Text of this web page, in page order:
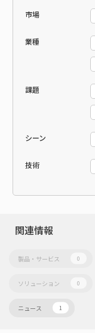
市場
業種
課題
シーン
技術
関連情報
製品・サービス 0
ソリューション 0
ニュース 1